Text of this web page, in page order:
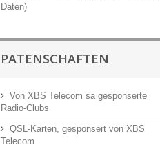
Daten)
PATENSCHAFTEN
Von XBS Telecom sa gesponserte
Radio-Clubs
QSL-Karten, gesponsert von XBS
Telecom